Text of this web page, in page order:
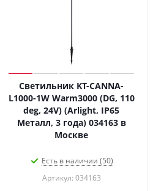
Светильник KT-CANNA-
L1000-1W Warm3000 (DG, 110
deg, 24V) (Arlight, IP65
Металл, 3 года) 034163 в
Москве
Есть в наличии (50)
Артикул: 034163